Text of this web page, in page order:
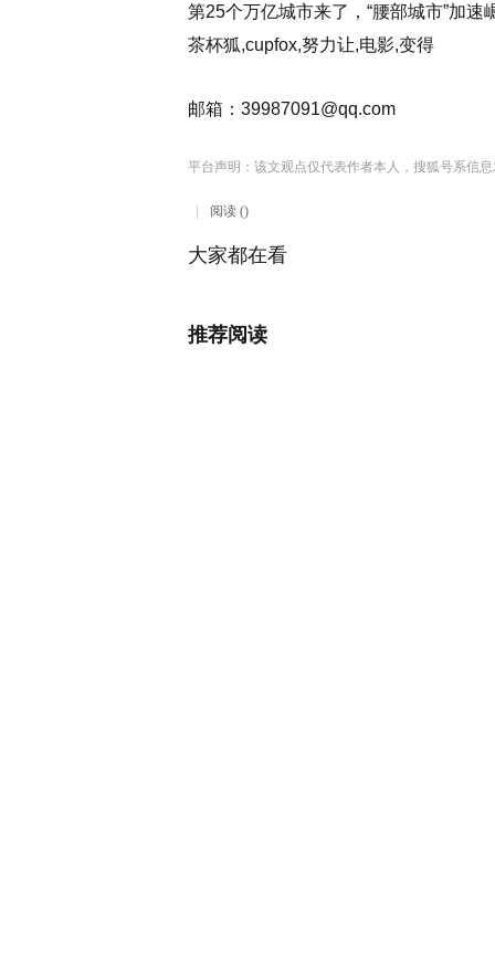
第25个万亿城市来了，“腰部城市”加
茶杯狐,cupfox,努力让,电影,变得
邮箱： 39987091@qq.com
平台声明：该文观点仅代表作者本人，搜狐号系信
阅读 ()
大家都在看
推荐阅读